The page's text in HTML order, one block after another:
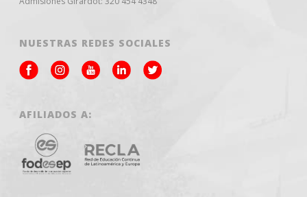
NUESTRAS REDES SOCIALES
AFILIADOS A: